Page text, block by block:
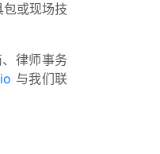
或现场技
律师事务
与我们联